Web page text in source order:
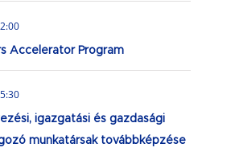
Accelerator Program
igazgatási és gazdasági
munkatársak továbbképzése